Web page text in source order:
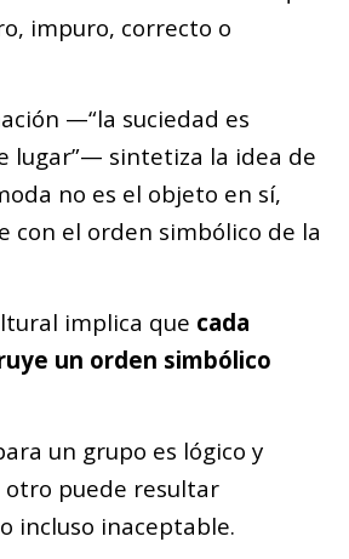
impuro, correcto o
—“la suciedad es
lugar”— sintetiza la idea de
no es el objeto en sí,
con el orden simbólico de la
implica que cada
un orden simbólico
un grupo es lógico y
puede resultar
incluso inaceptable.